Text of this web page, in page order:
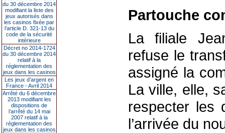
du 30 décembre 2014
modifiant la liste des
jeux autorisés dans
les casinos fixée par
l’article D. 321-13 du
code de la sécurité
intérieure
Décret no 2014-1724
du 30 décembre 2014
relatif à la
réglementation des
jeux dans les casinos
Les jeux d’argent en
France - Avril 2014
Arrêté du 6 décembre
2013 modifiant les
dispositions de
l’arrêté du 14 mai
2007 relatif à la
réglementation des
jeux dans les casinos
Partouche
La filiale
refuse le
assigné la
La ville, elle,
respecter les
l’arrivée du